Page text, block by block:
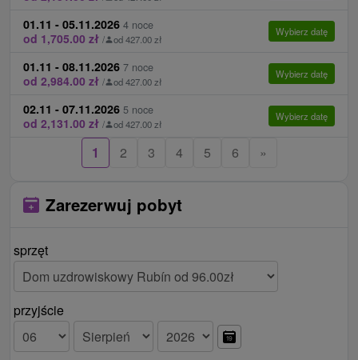
Ceny - Informacje
W okresie wielkanocnym można zarezerwować
pobyt min. na 6 nocy.
żywność, procedury są dostępne w spa około 400
m od hotelu.
DU Rubín i Smaragd są placówkami medycznymi
zgodnie z Rozporządzeniem Ministra Zdrowia
Ministra Gospodarki Republiki Słowackiej nr.
277/2008.
01.11 - 05.11.2026 4 noce
od 1,705.00 zł / od 427.00 zł
Wybierz datę
01.11 - 08.11.2026 7 noce
od 2,984.00 zł / od 427.00 zł
Wybierz datę
02.11 - 07.11.2026 5 noce
od 2,131.00 zł / od 427.00 zł
Wybierz datę
1 2 3 4 5 6 »
Zarezerwuj pobyt
sprzęt
przyjście